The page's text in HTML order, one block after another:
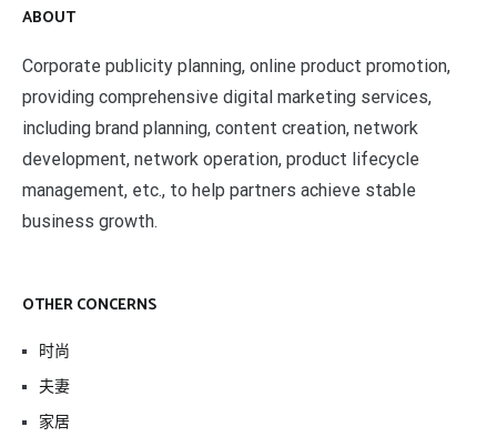
ABOUT
Corporate publicity planning, online product promotion,
providing comprehensive digital marketing services,
including brand planning, content creation, network
development, network operation, product lifecycle
management, etc., to help partners achieve stable
business growth.
OTHER CONCERNS
时尚
夫妻
家居